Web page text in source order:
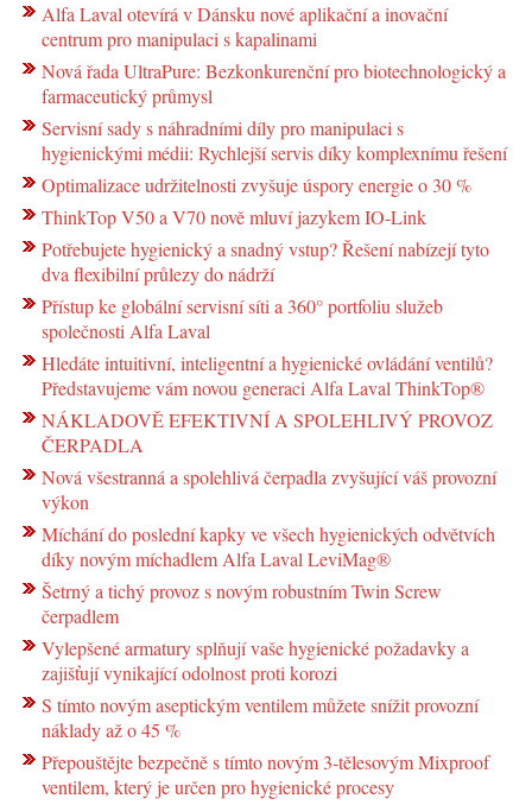
Alfa Laval otevírá v Dánsku nové aplikační a inovační
centrum pro manipulaci s kapalinami
Nová řada UltraPure: Bezkonkurenční pro biotechnologický a
farmaceutický průmysl
Servisní sady s náhradními díly pro manipulaci s
hygienickými médii: Rychlejší servis díky komplexnímu řešení
Optimalizace udržitelnosti zvyšuje úspory energie o 30 %
ThinkTop V50 a V70 nově mluví jazykem IO-Link
Potřebujete hygienický a snadný vstup? Řešení nabízejí tyto
dva flexibilní průlezy do nádrží
Přístup ke globální servisní síti a 360° portfoliu služeb
společnosti Alfa Laval
Hledáte intuitivní, inteligentní a hygienické ovládání ventilů?
Představujeme vám novou generaci Alfa Laval ThinkTop®
NÁKLADOVĚ EFEKTIVNÍ A SPOLEHLIVÝ PROVOZ
ČERPADLA
Nová všestranná a spolehlivá čerpadla zvyšující váš provozní
výkon
Míchání do poslední kapky ve všech hygienických odvětvích
díky novým míchadlem Alfa Laval LeviMag®
Šetrný a tichý provoz s novým robustním Twin Screw
čerpadlem
Vylepšené armatury splňují vaše hygienické požadavky a
zajišťují vynikající odolnost proti korozi
S tímto novým aseptickým ventilem můžete snížit provozní
náklady až o 45 %
Přepouštějte bezpečně s tímto novým 3-tělesovým Mixproof
ventilem, který je určen pro hygienické procesy